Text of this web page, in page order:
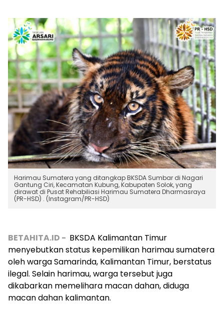
Harimau Sumatera yang ditangkap BKSDA Sumbar di Nagari
Gantung Ciri, Kecamatan Kubung, Kabupaten Solok, yang
dirawat di Pusat Rehabiliasi Harimau Sumatera Dharmasraya
(PR-HSD) . (Instagram/PR-HSD)
BETAHITA.ID - BKSDA Kalimantan Timur
menyebutkan status kepemilikan harimau sumatera
oleh warga Samarinda, Kalimantan Timur, berstatus
ilegal. Selain harimau, warga tersebut juga
dikabarkan memelihara macan dahan, diduga
macan dahan kalimantan.